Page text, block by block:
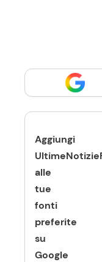
Aggiungi
alle
tue
fonti
preferite
su
Google